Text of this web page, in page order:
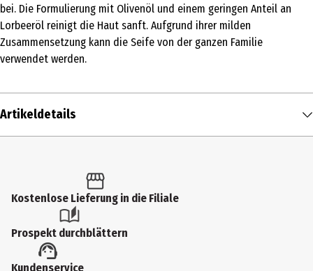
bei. Die Formulierung mit Olivenöl und einem geringen Anteil an
Lorbeeröl reinigt die Haut sanft. Aufgrund ihrer milden
Zusammensetzung kann die Seife von der ganzen Familie
verwendet werden.
Artikeldetails
Produkttyp
Einsatzbereich
Kostenlose Lieferung in die Filiale
Prospekt durchblättern
Kundenservice